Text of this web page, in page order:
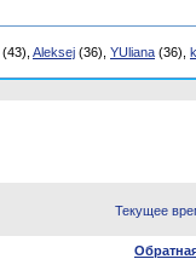
(43), Aleksej (36), YUliana (36),
Текущее